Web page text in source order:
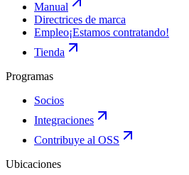
Manual
Directrices de marca
Empleo¡Estamos contratando!
Tienda
Programas
Socios
Integraciones
Contribuye al OSS
Ubicaciones